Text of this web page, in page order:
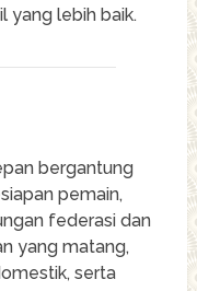
yang lebih baik.
bergantung
pemain,
federasi dan
yang matang,
serta